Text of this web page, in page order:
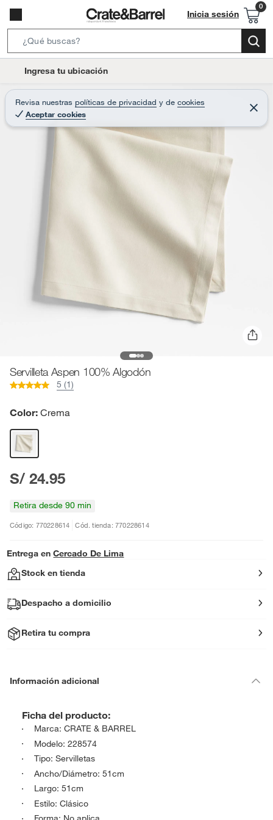
Inicia sesión
e
r
c
B
r
t
Ingresa tu ubicación
Revisa nuestras políticas de privacidad y de cookies
Aceptar cookies
C
e
r
Servilleta Aspen 100% Algodón
5 (1)
Color: Crema
S/ 24.95
Retira desde 90 min
Código: 770228614 Cód. tienda: 770228614
Entrega en Cercado De Lima
Stock en tienda
Despacho a domicilio
Retira tu compra
Información adicional
Ficha del producto:
Marca: CRATE & BARREL
Modelo: 228574
Tipo: Servilletas
Ancho/Diámetro: 51cm
Largo: 51cm
Estilo: Clásico